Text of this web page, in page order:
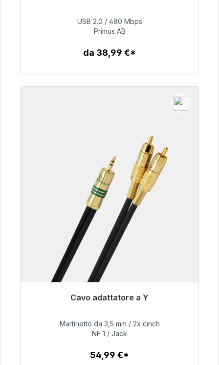
76,99 €
USB 2.0 / 480 Mbps
Primus AB
da 38,99 €*
Cavo adattatore a Y
Pronto per la spedizione immediata, tempo di
54,99 €
Martinetto da 3,5 mm / 2x cinch
NF 1 / Jack
54,99 €*